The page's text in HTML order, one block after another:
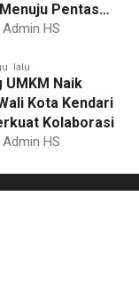
Pentas
Admin HS
lalu
UMKM Naik
Kota Kendari
Kolaborasi
Admin HS